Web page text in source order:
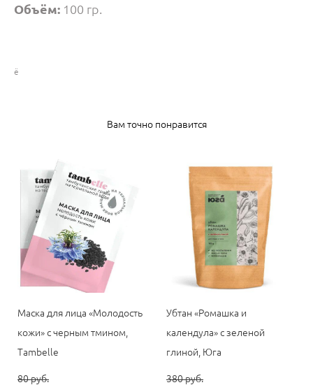
Объём: 100 гр.
ё
Вам точно понравится
Маска для лица «Молодость
кожи» с черным тмином,
Tambelle
80 pуб.
Убтан «Ромашка и
календула» с зеленой
глиной, Юга
380 pуб.